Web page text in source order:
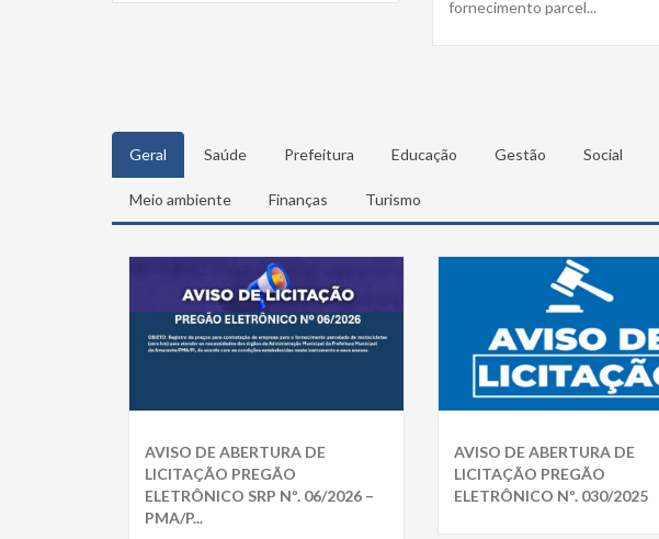
fornecimento parcel...
Geral Saúde Prefeitura Educação Gestão Social
Meio ambiente Finanças Turismo
AVISO DE ABERTURA DE
LICITAÇÃO PREGÃO
ELETRÔNICO SRP Nº. 06/2026 –
PMA/P...
AVISO DE ABERTURA DE
LICITAÇÃO PREGÃO
ELETRÔNICO Nº. 030/2025